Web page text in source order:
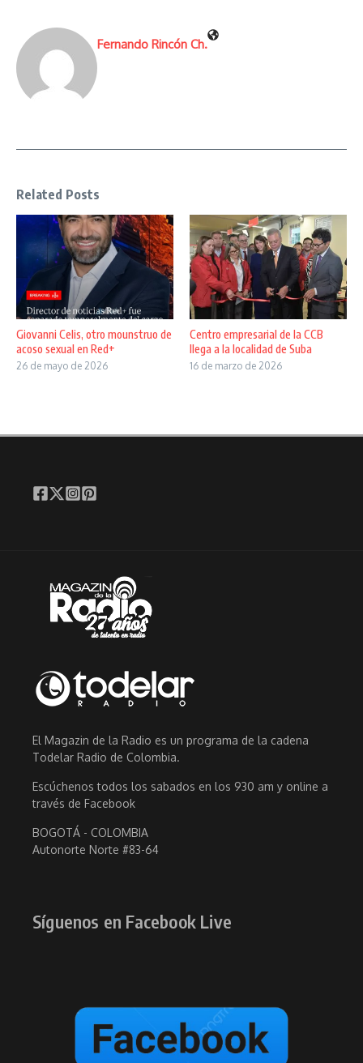
Fernando Rincón Ch.
Related Posts
Giovanni Celis, otro mounstruo de
acoso sexual en Red+
26 de mayo de 2026
Centro empresarial de la CCB
llega a la localidad de Suba
16 de marzo de 2026
El Magazin de la Radio es un programa de la cadena
Todelar Radio de Colombia.
Escúchenos todos los sabados en los 930 am y online a
través de Facebook
BOGOTÁ - COLOMBIA
Autonorte Norte #83-64
Síguenos en Facebook Live